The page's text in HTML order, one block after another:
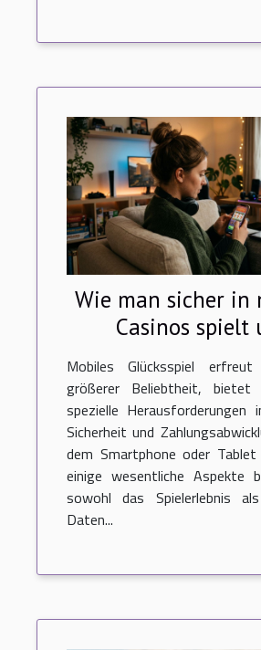
Wie man sicher in
Casinos spielt
Einzahlungen
Mobiles Glücksspiel
größerer Beliebtheit, bietet
spezielle Herausforderungen
Sicherheit und
dem Smartphone oder
einige wesentliche Aspekte
sowohl das Spielerlebnis
Daten...